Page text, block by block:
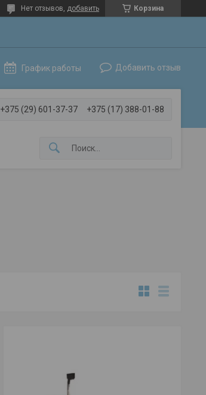
Корзина
Нет отзывов, добавить
График работы Добавить отзыв
+375 (29) 601-37-37 +375 (17) 388-01-88